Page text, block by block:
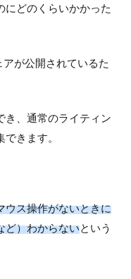
にどのくらいかかった
が公開されているた
き、通常のライティン
きます。
ウス操作がないときに
ど）わからないという